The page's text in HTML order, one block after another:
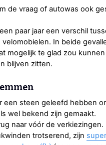
de vraag of autowas ook
paar jaar een verschil
In beide
mogelijk te glad zou
blijven zitten.
een steen geleefd hebben
wel bekend zijn gemaakt.
naar vóór de verkiezingen.
trotserend, zijn